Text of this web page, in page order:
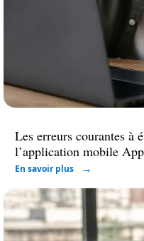
Les erreurs courantes à
l’application mobile
En savoir plus